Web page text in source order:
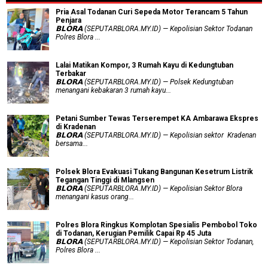
Pria Asal Todanan Curi Sepeda Motor Terancam 5 Tahun
Penjara
𝗕𝗟𝗢𝗥𝗔 (SEPUTARBLORA.MY.ID) — Kepolisian Sektor Todanan
Polres Blora ...
Lalai Matikan Kompor, 3 Rumah Kayu di Kedungtuban
Terbakar
𝗕𝗟𝗢𝗥𝗔 (SEPUTARBLORA.MY.ID) — Polsek Kedungtuban
menangani kebakaran 3 rumah kayu...
Petani Sumber Tewas Terserempet KA Ambarawa Ekspres
di Kradenan
𝗕𝗟𝗢𝗥𝗔 (SEPUTARBLORA.MY.ID) — Kepolisian sektor Kradenan
bersama...
Polsek Blora Evakuasi Tukang Bangunan Kesetrum Listrik
Tegangan Tinggi di Mlangsen
𝗕𝗟𝗢𝗥𝗔 (SEPUTARBLORA.MY.ID) — Kepolisian Sektor Blora
menangani kasus orang...
Polres Blora Ringkus Komplotan Spesialis Pembobol Toko
di Todanan, Kerugian Pemilik Capai Rp 45 Juta
𝗕𝗟𝗢𝗥𝗔 (SEPUTARBLORA.MY.ID) — Kepolisian Sektor Todanan,
Polres Blora ...